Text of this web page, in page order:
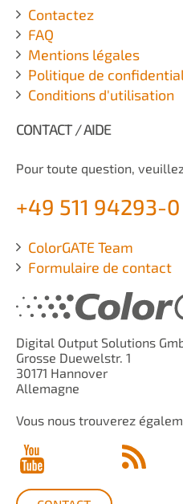
Contactez
FAQ
Mentions légales
Politique de
Conditions d'utilisation
CONTACT / AIDE
Pour toute question,
+49 511 94293-0
ColorGATE Team
Formulaire de contact
Digital Output Solutions
Grosse Duewelstr. 1
30171 Hannover
Allemagne
Vous nous trouverez